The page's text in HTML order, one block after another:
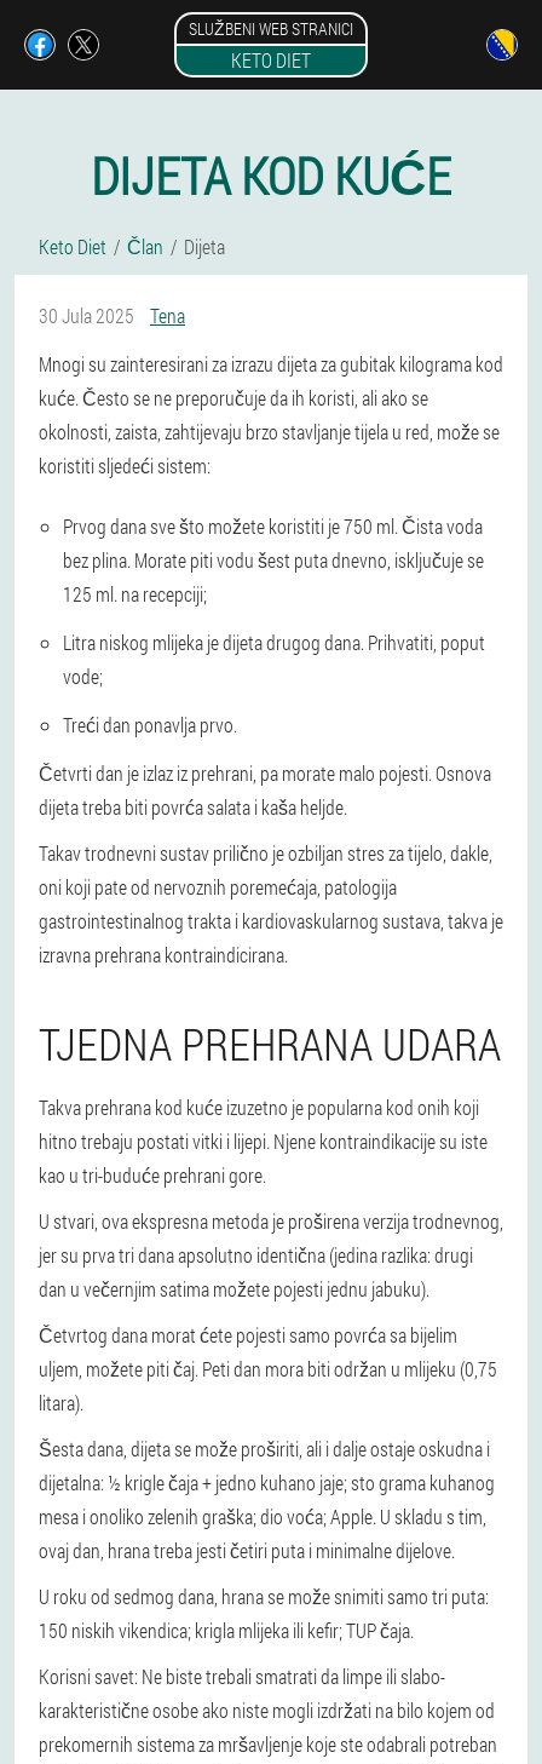
SLUŽBENI WEB STRANICI
KETO DIET
DIJETA KOD KUĆE
Keto Diet Član Dijeta
30 Jula 2025
Tena
Mnogi su zainteresirani za izrazu dijeta za gubitak kilograma kod
kuće. Često se ne preporučuje da ih koristi, ali ako se
okolnosti, zaista, zahtijevaju brzo stavljanje tijela u red, može se
koristiti sljedeći sistem:
Prvog dana sve što možete koristiti je 750 ml. Čista voda
bez plina. Morate piti vodu šest puta dnevno, isključuje se
125 ml. na recepciji;
Litra niskog mlijeka je dijeta drugog dana. Prihvatiti, poput
vode;
Treći dan ponavlja prvo.
Četvrti dan je izlaz iz prehrani, pa morate malo pojesti. Osnova
dijeta treba biti povrća salata i kaša heljde.
Takav trodnevni sustav prilično je ozbiljan stres za tijelo, dakle,
oni koji pate od nervoznih poremećaja, patologija
gastrointestinalnog trakta i kardiovaskularnog sustava, takva je
izravna prehrana kontraindicirana.
TJEDNA PREHRANA UDARA
Takva prehrana kod kuće izuzetno je popularna kod onih koji
hitno trebaju postati vitki i lijepi. Njene kontraindikacije su iste
kao u tri-buduće prehrani gore.
U stvari, ova ekspresna metoda je proširena verzija trodnevnog,
jer su prva tri dana apsolutno identična (jedina razlika: drugi
dan u večernjim satima možete pojesti jednu jabuku).
Četvrtog dana morat ćete pojesti samo povrća sa bijelim
uljem, možete piti čaj. Peti dan mora biti održan u mlijeku (0,75
litara).
Šesta dana, dijeta se može proširiti, ali i dalje ostaje oskudna i
dijetalna: ½ krigle čaja + jedno kuhano jaje; sto grama kuhanog
mesa i onoliko zelenih graška; dio voća; Apple. U skladu s tim,
ovaj dan, hrana treba jesti četiri puta i minimalne dijelove.
U roku od sedmog dana, hrana se može snimiti samo tri puta:
150 niskih vikendica; krigla mlijeka ili kefir; TUP čaja.
Korisni savet: Ne biste trebali smatrati da limpe ili slabo-
karakteristične osobe ako niste mogli izdržati na bilo kojem od
prekomernih sistema za mršavljenje koje ste odabrali potreban